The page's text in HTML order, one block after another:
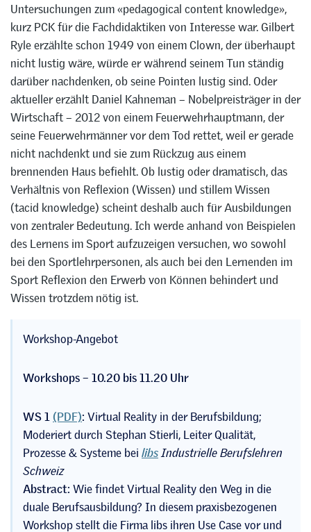
Untersuchungen zum «pedagogical content knowledge»,
kurz PCK für die Fachdidaktiken von Interesse war. Gilbert
Ryle erzählte schon 1949 von einem Clown, der überhaupt
nicht lustig wäre, würde er während seinem Tun ständig
darüber nachdenken, ob seine Pointen lustig sind. Oder
aktueller erzählt Daniel Kahneman – Nobelpreisträger in der
Wirtschaft – 2012 von einem Feuerwehrhauptmann, der
seine Feuerwehrmänner vor dem Tod rettet, weil er gerade
nicht nachdenkt und sie zum Rückzug aus einem
brennenden Haus befiehlt. Ob lustig oder dramatisch, das
Verhältnis von Reflexion (Wissen) und stillem Wissen
(tacid knowledge) scheint deshalb auch für Ausbildungen
von zentraler Bedeutung. Ich werde anhand von Beispielen
des Lernens im Sport aufzuzeigen versuchen, wo sowohl
bei den Sportlehrpersonen, als auch bei den Lernenden im
Sport Reflexion den Erwerb von Können behindert und
Wissen trotzdem nötig ist.
Workshop-Angebot
Workshops – 10.20 bis 11.20 Uhr
WS 1(PDF): Virtual Reality in der Berufsbildung;
Moderiert durch Stephan Stierli, Leiter Qualität,
Prozesse & Systeme bei libsIndustrielle Berufslehren
Schweiz
Abstract: Wie findet Virtual Reality den Weg in die
duale Berufsausbildung? In diesem praxisbezogenen
Workshop stellt die Firma libs ihren Use Case vor und